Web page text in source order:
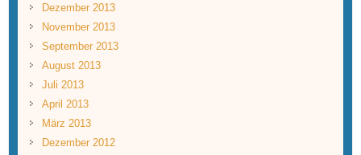
Dezember 2013
November 2013
September 2013
August 2013
Juli 2013
April 2013
März 2013
Dezember 2012